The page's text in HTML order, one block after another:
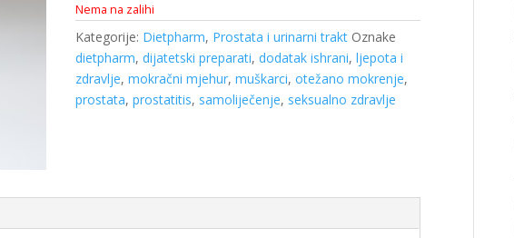
Nema na zalihi
Kategorije: Dietpharm, Prostata i urinarni trakt Oznake
dietpharm,dijatetski preparati,dodatak ishrani,ljepota i
zdravlje,mokračni mjehur,muškarci,otežano mokrenje,
prostata,prostatitis, samoliječenje, seksualno zdravlje